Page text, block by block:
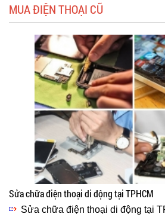
MUA ĐIỆN THOẠI CŨ
Sửa chữa điện thoại di động tại TPHCM
Sửa chữa điện thoại di động tại